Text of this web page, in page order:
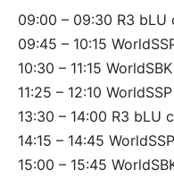
09:00 – 09:30 R3 bLU
09:45 – 10:15
10:30 – 11:15 WorldSBK
11:25 – 12:10 WorldSSP
13:30 – 14:00 R3 bLU
14:15 – 14:45
15:00 – 15:45